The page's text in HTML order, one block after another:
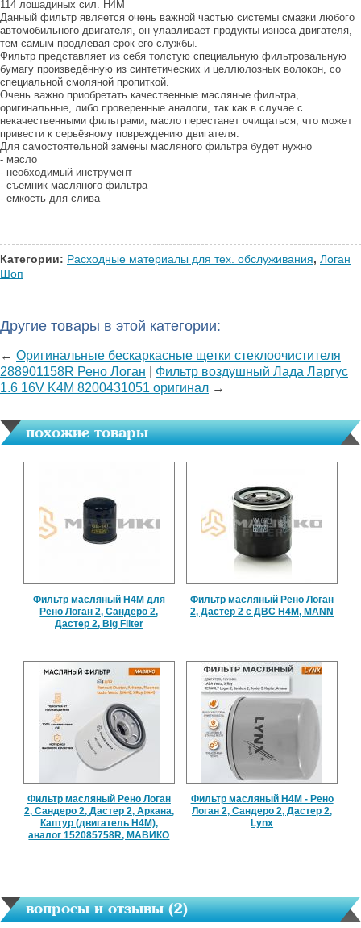
114 лошадиных сил. H4M
Данный фильтр является очень важной частью системы смазки любого
автомобильного двигателя, он улавливает продукты износа двигателя,
тем самым продлевая срок его службы.
Фильтр представляет из себя толстую специальную фильтровальную
бумагу произведённую из синтетических и целлюлозных волокон, со
специальной смоляной пропиткой.
Очень важно приобретать качественные масляные фильтра,
оригинальные, либо проверенные аналоги, так как в случае с
некачественными фильтрами, масло перестанет очищаться, что может
привести к серьёзному повреждению двигателя.
Для самостоятельной замены масляного фильтра будет нужно
- масло
- необходимый инструмент
- съемник масляного фильтра
- емкость для слива
Категории: Расходные материалы для тех. обслуживания, Логан
Шоп
Другие товары в этой категории:
← Оригинальные бескаркасные щетки стеклоочистителя
288901158R Рено Логан
Фильтр воздушный Лада Ларгус
1.6 16V K4M 8200431051 оригинал →
похожие товары
Фильтр масляный H4M для
Рено Логан 2, Сандеро 2,
Дастер 2, Big Filter
Фильтр масляный Рено Логан
2, Дастер 2 с ДВС H4M, MANN
Фильтр масляный Рено Логан
2, Сандеро 2, Дастер 2, Аркана,
Каптур (двигатель H4M),
аналог 152085758R, МАВИКО
Фильтр масляный H4M - Рено
Логан 2, Сандеро 2, Дастер 2,
Lynx
вопросы и отзывы (2)